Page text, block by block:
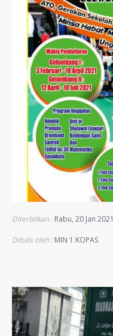
Diterbitkan :Rabu, 20 Jan 2021
Ditulis oleh :MIN 1 KOPAS